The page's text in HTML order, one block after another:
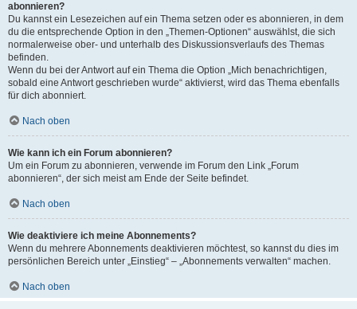
abonnieren?
Du kannst ein Lesezeichen auf ein Thema setzen oder es abonnieren, in dem
du die entsprechende Option in den „Themen-Optionen“ auswählst, die sich
normalerweise ober- und unterhalb des Diskussionsverlaufs des Themas
befinden.
Wenn du bei der Antwort auf ein Thema die Option „Mich benachrichtigen,
sobald eine Antwort geschrieben wurde“ aktivierst, wird das Thema ebenfalls
für dich abonniert.
Nach oben
Wie kann ich ein Forum abonnieren?
Um ein Forum zu abonnieren, verwende im Forum den Link „Forum
abonnieren“, der sich meist am Ende der Seite befindet.
Nach oben
Wie deaktiviere ich meine Abonnements?
Wenn du mehrere Abonnements deaktivieren möchtest, so kannst du dies im
persönlichen Bereich unter „Einstieg“ – „Abonnements verwalten“ machen.
Nach oben